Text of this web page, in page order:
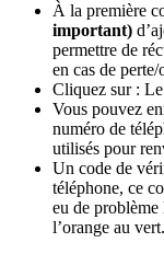
À la première
important)
permettre de
en cas de
Cliquez sur :
Vous pouvez
numéro de
utilisés pour
Un code de
téléphone, ce
eu de problème
l’orange au vert.